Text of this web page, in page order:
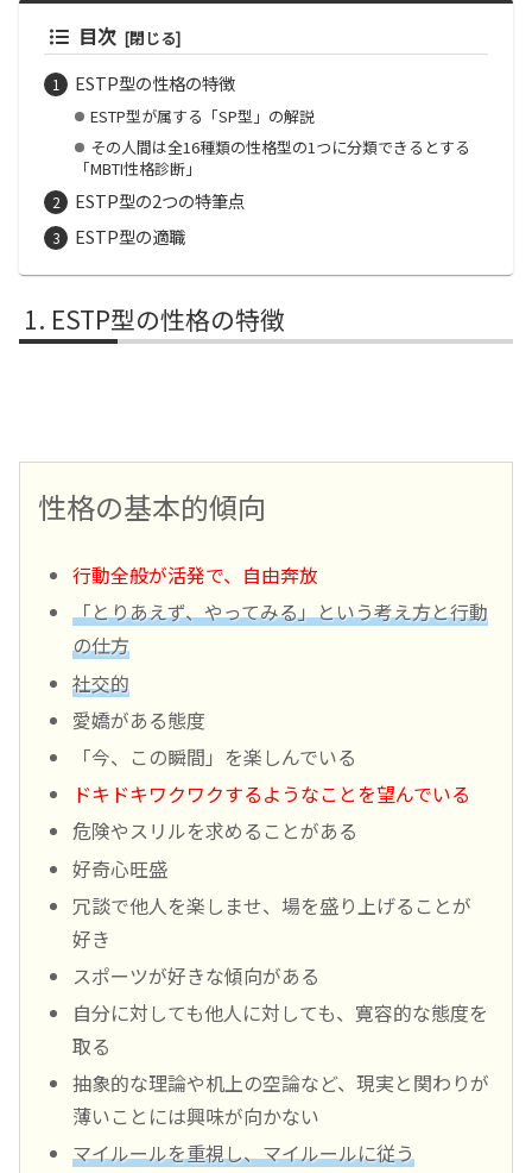
目次
ESTP型の性格の特徴
ESTP型が属する「SP型」の解説
その人間は全16種類の性格型の1つに分類できるとする
「MBTI性格診断」
ESTP型の2つの特筆点
ESTP型の適職
ESTP型の性格の特徴
性格の基本的傾向
行動全般が活発で、自由奔放
「とりあえず、やってみる」という考え方と行動
の仕方
社交的
愛嬌がある態度
「今、この瞬間」を楽しんでいる
ドキドキワクワクするようなことを望んでいる
危険やスリルを求めることがある
好奇心旺盛
冗談で他人を楽しませ、場を盛り上げることが
好き
スポーツが好きな傾向がある
自分に対しても他人に対しても、寛容的な態度を
取る
抽象的な理論や机上の空論など、現実と関わりが
薄いことには興味が向かない
マイルールを重視し、マイルールに従う